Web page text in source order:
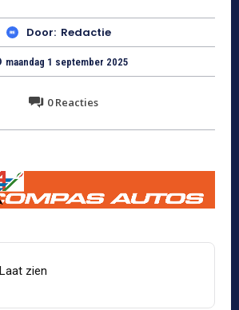
Door: Redactie
maandag 1 september 2025
0Reacties
Laat zien